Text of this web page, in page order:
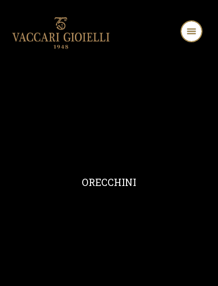
ORECCHINI